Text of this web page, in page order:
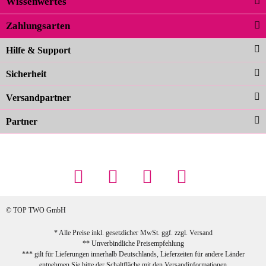
Noch schöner als die Fotos, die
23.02.2026
Preis (haben auch den Vorkasse-5%-
Zahlungsarten
Hilfe & Support
Sicherheit
Versandpartner
Partner
© TOP TWO GmbH
* Alle Preise inkl. gesetzlicher MwSt. ggf. zzgl. Versand
** Unverbindliche Preisempfehlung
*** gilt für Lieferungen innerhalb Deutschlands, Lieferzeiten für andere Länder